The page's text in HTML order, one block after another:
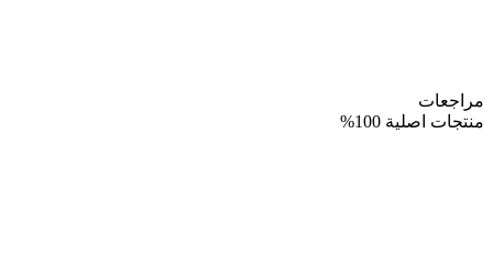
مراجعات
منتجات اصلية 100%